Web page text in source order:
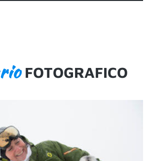
FOTOGRAFICO